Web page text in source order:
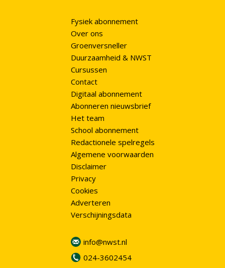
Fysiek abonnement
Over ons
Groenversneller
Duurzaamheid & NWST
Cursussen
Contact
Digitaal abonnement
Abonneren nieuwsbrief
Het team
School abonnement
Redactionele spelregels
Algemene voorwaarden
Disclaimer
Privacy
Cookies
Adverteren
Verschijningsdata
info@nwst.nl
024-3602454